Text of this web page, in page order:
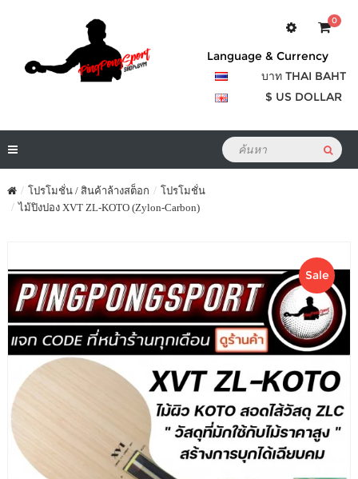
0
Language & Currency
บาท THAI BAHT
$ US DOLLAR
โปรโมชั่น / สินค้าล้างสต็อก
โปรโมชั่น
ไม้ปิงปอง XVT ZL-KOTO (Zylon-Carbon)
Sale